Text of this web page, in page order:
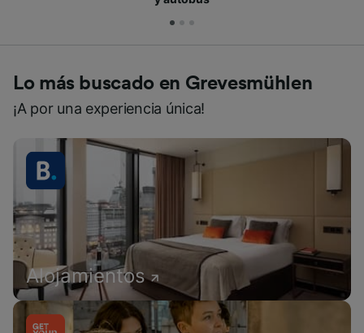
Lo más buscado en Grevesmühlen
¡A por una experiencia única!
Alojamientos